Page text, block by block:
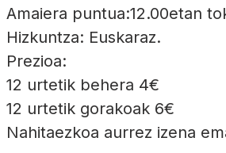
Amaiera puntua:12.00etan
Hizkuntza: Euskaraz.
Prezioa:
12 urtetik behera 4€
12 urtetik gorakoak 6€
Nahitaezkoa aurrez izena